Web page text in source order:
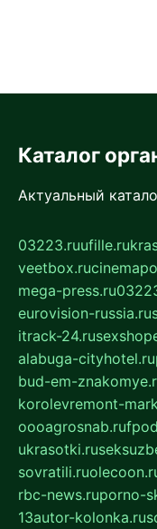
Каталог
Актуальный
03223.ruufille.ru
veetbox.ru
mega-press.ru
eurovision-russia.ru
itrack-24.ru
alabuga-cityhotel.ru
bud-em-
korolevremont-
oooagrosnab.ru
ukrasotki.ru
sovratili.ru
rbc-news.ruporno-
13autor-kolonka.ru